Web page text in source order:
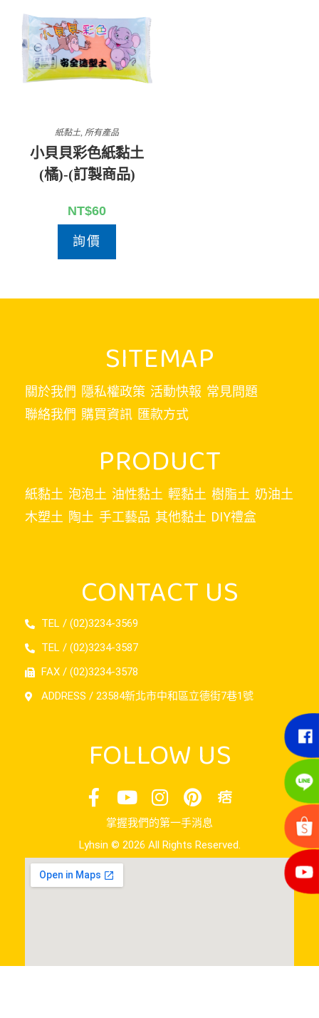
紙黏土, 所有產品
小貝貝彩色紙黏土
(橘)-(訂製商品)
NT$60
詢價
SITEMAP
關於我們 隱私權政策 活動快報 常見問題
聯絡我們 購買資訊 匯款方式
PRODUCT
紙黏土 泡泡土 油性黏土 輕黏土 樹脂土 奶油土
木塑土 陶土 手工藝品 其他黏土 DIY禮盒
CONTACT US
TEL / (02)3234-3569
TEL / (02)3234-3587
FAX / (02)3234-3578
ADDRESS / 23584新北市中和區立德街7巷1號
FOLLOW US
掌握我們的第一手消息
Lyhsin © 2026 All Rights Reserved.